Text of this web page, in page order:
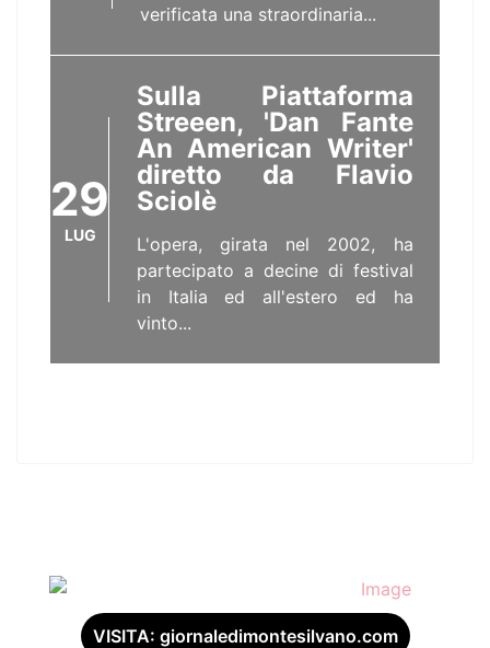
verificata una straordinaria...
29
LUG
Sulla Piattaforma
Streeen, 'Dan Fante
An American Writer'
diretto da Flavio
Sciolè
L'opera, girata nel 2002, ha
partecipato a decine di festival
in Italia ed all'estero ed ha
vinto...
VISITA: giornaledimontesilvano.com